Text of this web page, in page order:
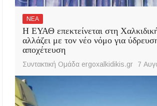
ΝΕΑ
Η ΕΥΑΘ επεκτείνεται στη
αλλάζει με τον νέο νόμο για
αποχέτευση
Συντακτική Ομάδα ergoxalkidikis.gr 7